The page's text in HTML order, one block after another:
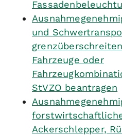
und
Fahrzeuge oder
StVZO beantragen
Ackerschlepper,